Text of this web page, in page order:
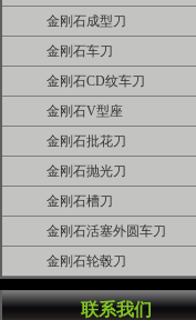
金刚石成型刀
金刚石车刀
金刚石CD纹车刀
金刚石V型座
金刚石批花刀
金刚石抛光刀
金刚石槽刀
金刚石活塞外圆车刀
金刚石轮毂刀
联系我们